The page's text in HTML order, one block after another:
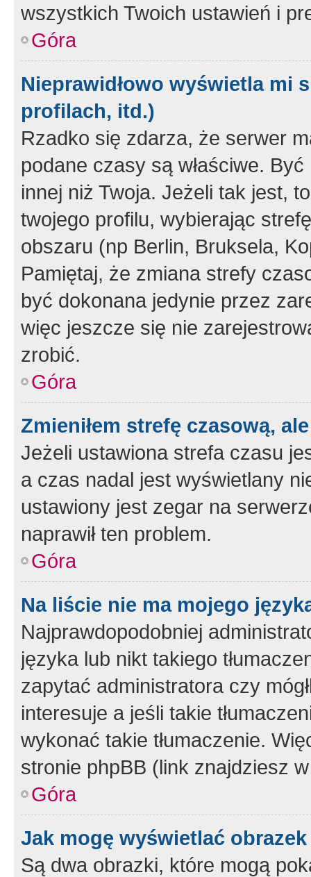
wszystkich Twoich ustawień i
Góra
Nieprawidłowo wyświetla mi
profilach, itd.)
Rzadko się zdarza, że serwer
podane czasy są właściwe.
innej niż Twoja. Jeżeli tak jest,
twojego profilu, wybierając
obszaru (np Berlin, Bruksela,
Pamiętaj, że zmiana strefy
być dokonana jedynie przez
więc jeszcze się nie
zrobić.
Góra
Zmieniłem strefę czasową,
Jeżeli ustawiona strefa czasu
a czas nadal jest wyświetlany
ustawiony jest zegar na
naprawił ten problem.
Góra
Na liście nie ma mojego
Najprawdopodobniej
języka lub nikt takiego
zapytać administratora czy
interesuje a jeśli takie
wykonać takie tłumaczenie.
stronie phpBB (link znajdziesz
Góra
Jak mogę wyświetlać
Są dwa obrazki, które mogą